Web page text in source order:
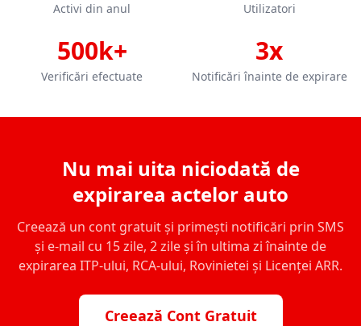
Activi din anul Utilizatori
500k+
Verificări efectuate
3x
Notificări înainte de expirare
Nu mai uita niciodată de
expirarea actelor auto
Creează un cont gratuit și primești notificări prin SMS
și e-mail cu 15 zile, 2 zile și în ultima zi înainte de
expirarea ITP-ului, RCA-ului, Rovinietei și Licenței ARR.
Creează Cont Gratuit